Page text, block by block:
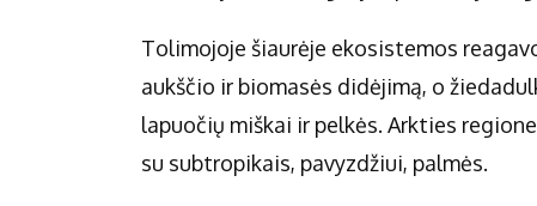
Tolimojoje šiaurėje ekosistemos
aukščio ir biomasės didėjimą, o
lapuočių miškai ir pelkės. Arkties
su subtropikais, pavyzdžiui, palmės.